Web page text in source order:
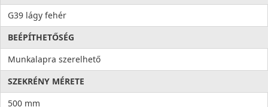
G39 lágy fehér
BEÉPÍTHETŐSÉG
Munkalapra szerelhető
SZEKRÉNY MÉRETE
500 mm